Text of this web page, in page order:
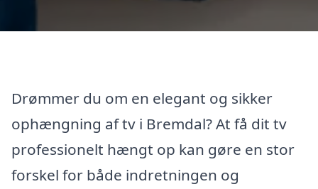
Drømmer du om en elegant og sikker
ophængning af tv i Bremdal? At få dit tv
professionelt hængt op kan gøre en stor
forskel for både indretningen og